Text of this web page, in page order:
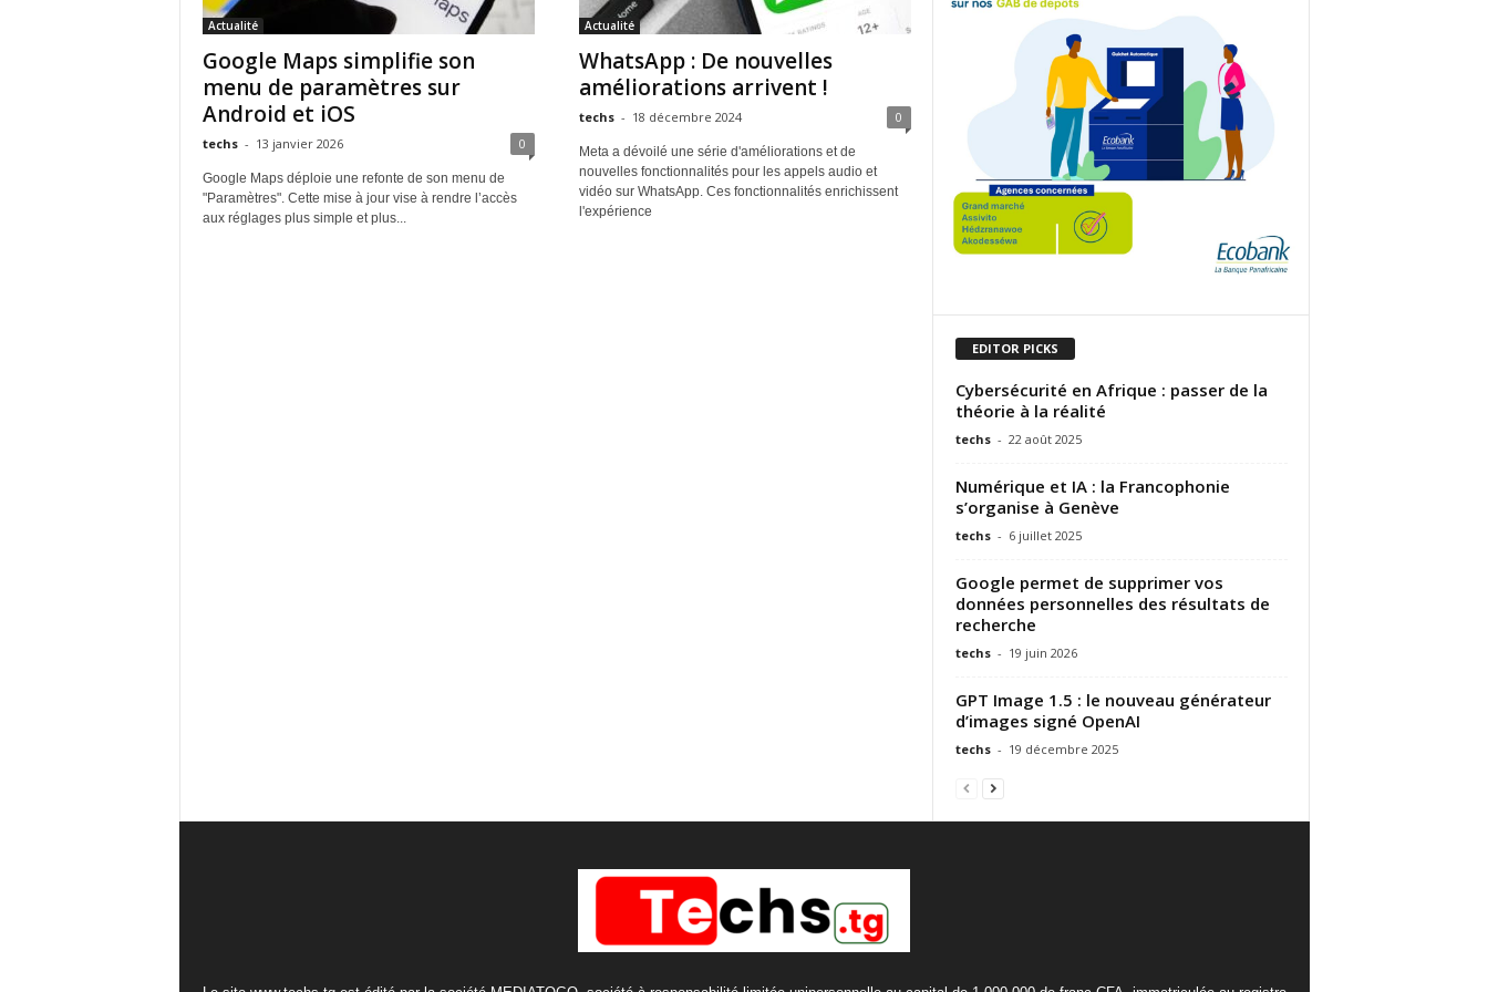
Actualité
Google Maps simplifie son
menu de paramètres sur
Android et iOS
techs - 13 janvier 2026 0
Google Maps déploie une refonte de son menu de
"Paramètres". Cette mise à jour vise à rendre l’accès
aux réglages plus simple et plus...
Actualité
WhatsApp : De nouvelles
améliorations arrivent !
techs - 18 décembre 2024 0
Meta a dévoilé une série d'améliorations et de
nouvelles fonctionnalités pour les appels audio et
vidéo sur WhatsApp. Ces fonctionnalités enrichissent
l'expérience
EDITOR PICKS
Cybersécurité en Afrique : passer de la
théorie à la réalité
techs - 22 août 2025
Numérique et IA : la Francophonie
s’organise à Genève
techs - 6 juillet 2025
Google permet de supprimer vos
données personnelles des résultats de
recherche
techs - 19 juin 2026
GPT Image 1.5 : le nouveau générateur
d’images signé OpenAI
techs - 19 décembre 2025